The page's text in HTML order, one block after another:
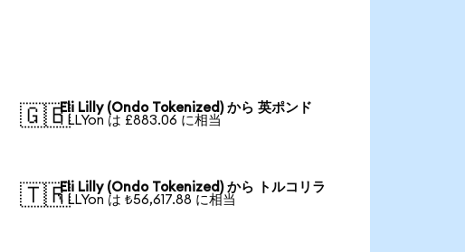
🇬🇧Eli Lilly (Ondo Tokenized) から 英ポンド
1 LLYon は £883.06 に相当
🇹🇷Eli Lilly (Ondo Tokenized) から トルコリラ
1 LLYon は ₺56,617.88 に相当